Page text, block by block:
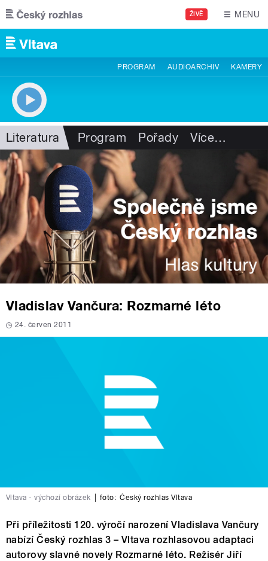
Přejít k hlavnímu obsahu
ŽIVĚ MENU
PROGRAM AUDIOARCHIV KAMERY
Literatura Program Pořady Více…
Vladislav Vančura: Rozmarné léto
24. červen 2011
Vltava - výchozí obrázek foto: Český rozhlas Vltava
Při příležitosti 120. výročí narození Vladislava Vančury
nabízí Český rozhlas 3 – Vltava rozhlasovou adaptaci
autorovy slavné novely Rozmarné léto. Režisér Jiří